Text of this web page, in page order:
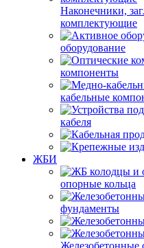
Наконечники,
комплектующие
оборудование
компоненты
кабельные
кабеля
ЖБИ
опорные кольца
фундаменты
Железобетонные